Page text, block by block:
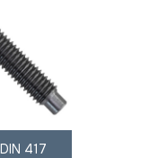
DIN 417